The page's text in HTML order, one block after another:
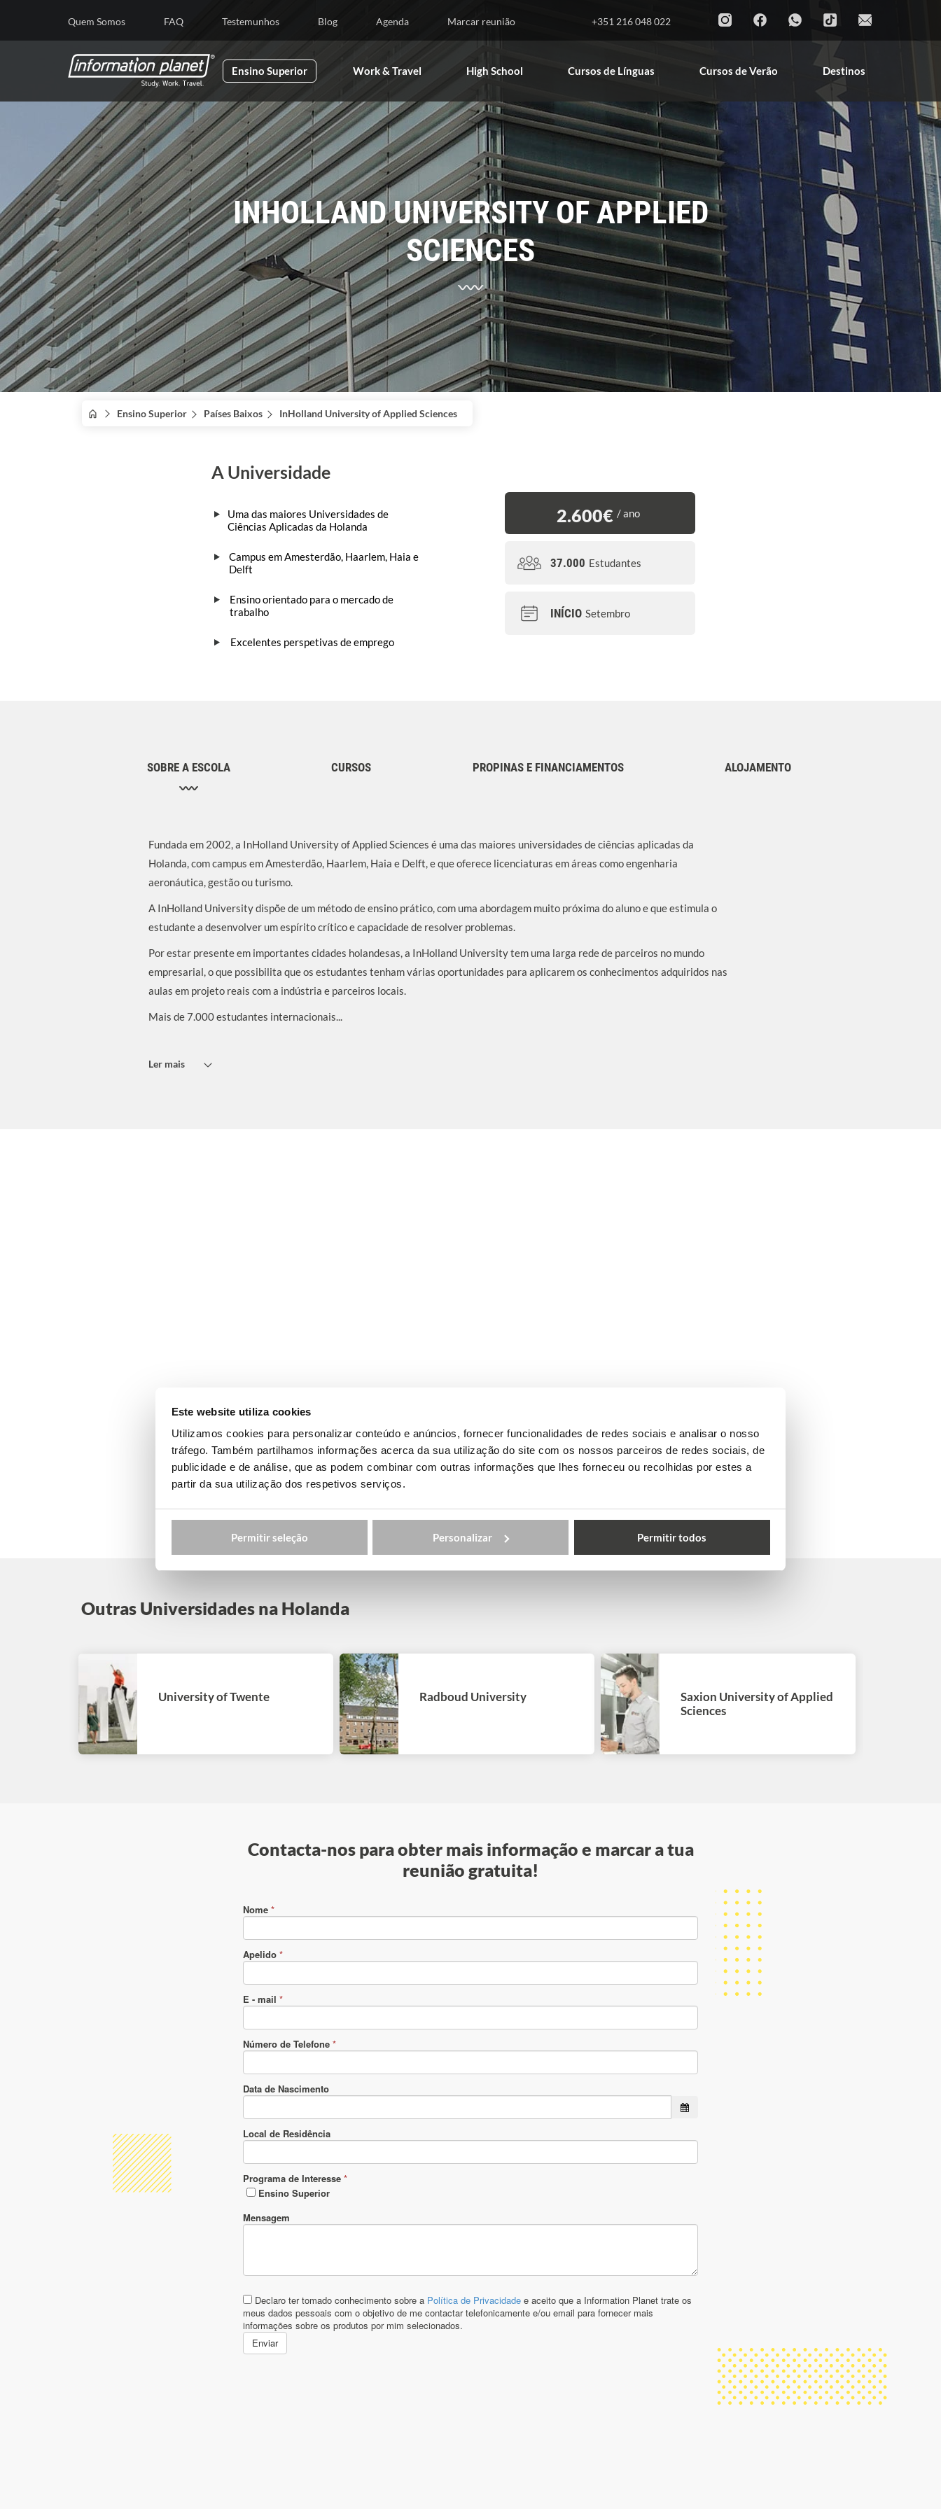
Este website utiliza cookies
Utilizamos cookies para personalizar conteúdo e anúncios, fornecer funcionalidades de redes sociais e analisar o nosso
tráfego. Também partilhamos informações acerca da sua utilização do site com os nossos parceiros de redes sociais, de
publicidade e de análise, que as podem combinar com outras informações que lhes forneceu ou recolhidas por estes a
partir da sua utilização dos respetivos serviços.
Permitir seleção Personalizar Permitir todos
Quem Somos FAQ Testemunhos Blog Agenda Marcar reunião +351 216 048 022
Ensino Superior Work & Travel High School Cursos de Línguas Cursos de Verão Destinos
INHOLLAND UNIVERSITY OF APPLIED
SCIENCES
Ensino Superior Países Baixos InHolland University of Applied Sciences
A Universidade
Uma das maiores Universidades de
Ciências Aplicadas da Holanda
Campus em Amesterdão, Haarlem, Haia e
Delft
Ensino orientado para o mercado de
trabalho
Excelentes perspetivas de emprego
2.600€ / ano
37.000 Estudantes
INÍCIO Setembro
SOBRE A ESCOLA CURSOS PROPINAS E FINANCIAMENTOS ALOJAMENTO
Fundada em 2002, a InHolland University of Applied Sciences é uma das maiores universidades de ciências aplicadas da
Holanda, com campus em Amesterdão, Haarlem, Haia e Delft, e que oferece licenciaturas em áreas como engenharia
aeronáutica, gestão ou turismo.
A InHolland University dispõe de um método de ensino prático, com uma abordagem muito próxima do aluno e que estimula o
estudante a desenvolver um espírito crítico e capacidade de resolver problemas.
Por estar presente em importantes cidades holandesas, a InHolland University tem uma larga rede de parceiros no mundo
empresarial, o que possibilita que os estudantes tenham várias oportunidades para aplicarem os conhecimentos adquiridos nas
aulas em projeto reais com a indústria e parceiros locais.
Mais de 7.000 estudantes internacionais...
Ler mais
Outras Universidades na Holanda
University of Twente Radboud University
Saxion University of Applied
Sciences
Contacta-nos para obter mais informação e marcar a tua
reunião gratuita!
Ensino Superior Work & Travel Cursos de Línguas Cursos de Verão
Destinos